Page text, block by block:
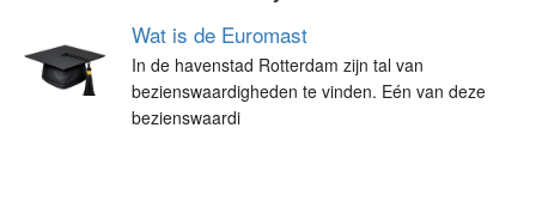
Wat is de Euromast
In de havenstad Rotterdam zijn tal van
bezienswaardigheden te vinden. Eén van deze
bezienswaardi